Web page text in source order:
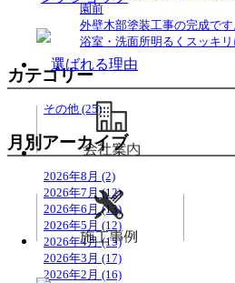
園前
外壁木部塗装工事の完成です
浴室・洗面所明るくスッキリ
カテゴリー
その他 (25)
月別アーカイブ
2026年8月 (2)
2026年7月 (12)
2026年6月 (13)
2026年5月 (12)
2026年4月 (15)
2026年3月 (17)
2026年2月 (16)